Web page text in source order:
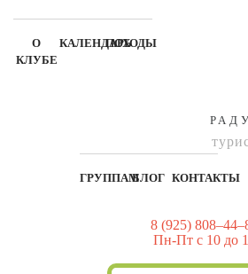
О
КЛУБЕ
КАЛЕНДАРЬПОХОДЫ
ГРУППАМБЛОГ КОНТАКТЫ
8 (925)
Пн-Пт с 10 до